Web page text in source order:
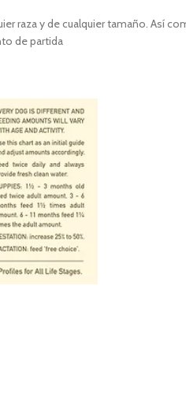
raza y de cualquier tamaño.
de partida